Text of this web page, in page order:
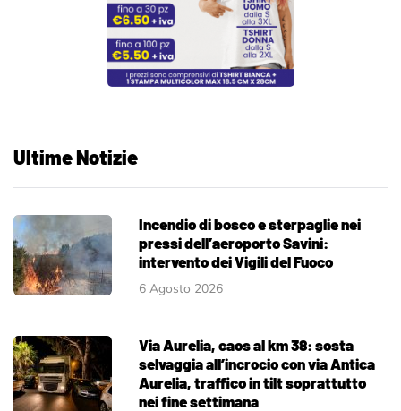
Ultime Notizie
Incendio di bosco e sterpaglie nei
pressi dell’aeroporto Savini:
intervento dei Vigili del Fuoco
6 Agosto 2026
Via Aurelia, caos al km 38: sosta
selvaggia all’incrocio con via Antica
Aurelia, traffico in tilt soprattutto
nei fine settimana